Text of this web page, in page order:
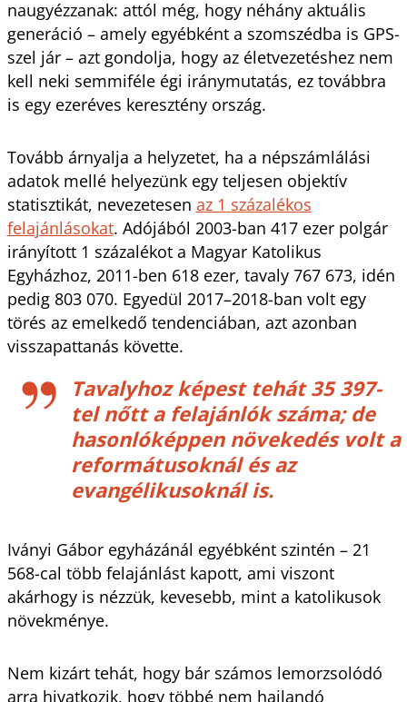
naugyézzanak: attól még, hogy néhány aktuális
generáció – amely egyébként a szomszédba is GPS-
szel jár – azt gondolja, hogy az életvezetéshez nem
kell neki semmiféle égi iránymutatás, ez továbbra
is egy ezeréves keresztény ország.
Tovább árnyalja a helyzetet, ha a népszámlálási
adatok mellé helyezünk egy teljesen objektív
statisztikát, nevezetesen az 1 százalékos
felajánlásokat. Adójából 2003-ban 417 ezer polgár
irányított 1 százalékot a Magyar Katolikus
Egyházhoz, 2011-ben 618 ezer, tavaly 767 673, idén
pedig 803 070. Egyedül 2017–2018-ban volt egy
törés az emelkedő tendenciában, azt azonban
visszapattanás követte.
Tavalyhoz képest tehát 35 397-
tel nőtt a felajánlók száma; de
hasonlóképpen növekedés volt a
reformátusoknál és az
evangélikusoknál is.
Iványi Gábor egyházánál egyébként szintén – 21
568-cal több felajánlást kapott, ami viszont
akárhogy is nézzük, kevesebb, mint a katolikusok
növekménye.
Nem kizárt tehát, hogy bár számos lemorzsolódó
arra hivatkozik, hogy többé nem hajlandó